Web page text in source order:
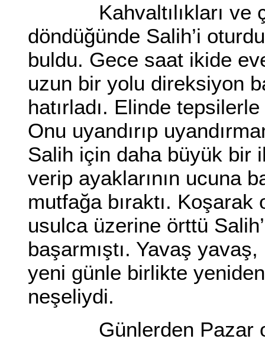
Kahvaltılıkları ve
döndüğünde Salih’i
buldu. Gece saat ikide
uzun bir yolu direksiyon
hatırladı. Elinde
Onu uyandırıp
Salih için daha büyük bir
verip ayaklarının ucuna
mutfağa bıraktı. Koşarak
usulca üzerine örttü
başarmıştı. Yavaş
yeni günle birlikte
neşeliydi.
Günlerden Pazar